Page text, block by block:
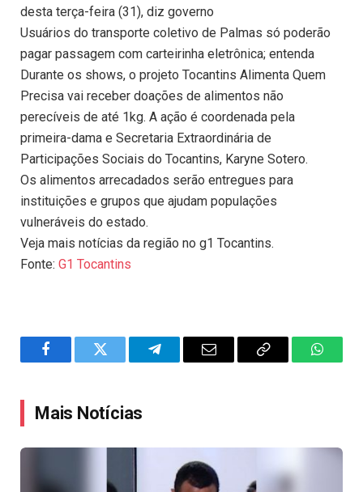
desta terça-feira (31), diz governo
Usuários do transporte coletivo de Palmas só poderão
pagar passagem com carteirinha eletrônica; entenda
Durante os shows, o projeto Tocantins Alimenta Quem
Precisa vai receber doações de alimentos não
perecíveis de até 1kg. A ação é coordenada pela
primeira-dama e Secretaria Extraordinária de
Participações Sociais do Tocantins, Karyne Sotero.
Os alimentos arrecadados serão entregues para
instituições e grupos que ajudam populações
vulneráveis do estado.
Veja mais notícias da região no g1 Tocantins.
Fonte: G1 Tocantins
FacebookTwitter TelegramEmail
Copy
Mais Notícias